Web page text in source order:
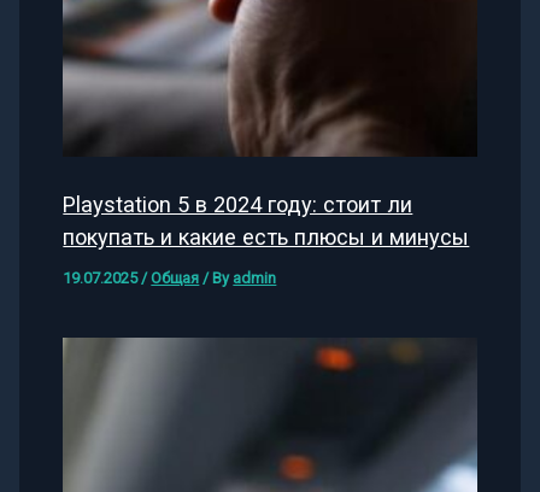
Playstation 5 в 2024 году: стоит ли
покупать и какие есть плюсы и минусы
19.07.2025 /Общая / By admin